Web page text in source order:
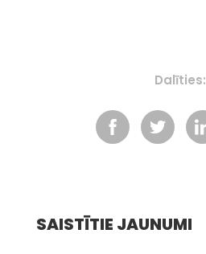
Dalīties:
SAISTĪTIE JAUNUMI